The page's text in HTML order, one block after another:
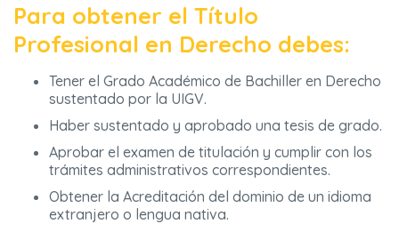
Para obtener el Título
Profesional en Derecho debes:
Tener el Grado Académico de Bachiller en Derecho
sustentado por la UIGV.
Haber sustentado y aprobado una tesis de grado.
Aprobar el examen de titulación y cumplir con los
trámites administrativos correspondientes.
Obtener la Acreditación del dominio de un idioma
extranjero o lengua nativa.